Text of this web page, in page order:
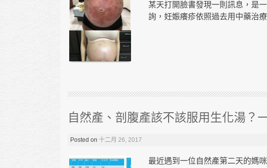
某天打開臉書發現一則訊息，是
詢，妊娠癢疹依照過去用中藥治
自然產、剖腹產該不該服用生化湯？
Posted on 十二月 26, 2017
最近遇到一位自然產第二天的媽